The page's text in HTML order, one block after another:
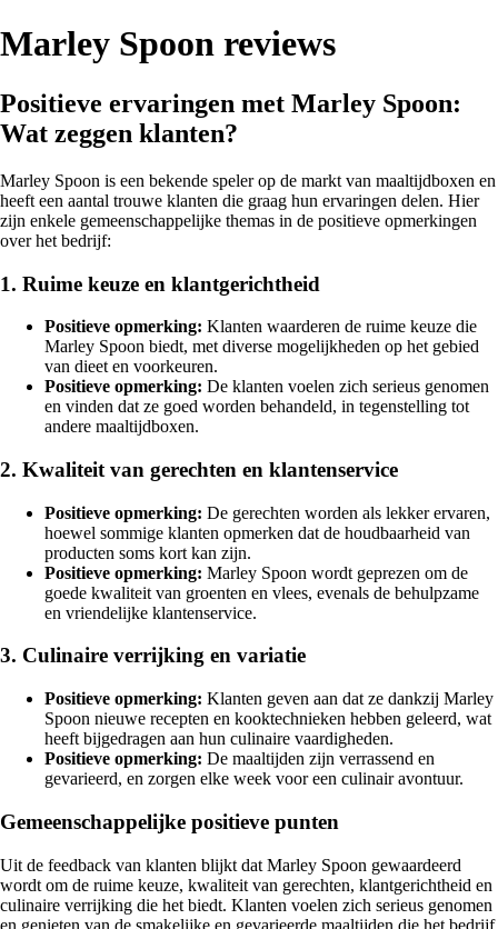
Marley Spoon reviews
Positieve ervaringen met Marley Spoon:
Wat zeggen klanten?
Marley Spoon is een bekende speler op de markt van maaltijdboxen en
heeft een aantal trouwe klanten die graag hun ervaringen delen. Hier
zijn enkele gemeenschappelijke themas in de positieve opmerkingen
over het bedrijf:
1. Ruime keuze en klantgerichtheid
Positieve opmerking: Klanten waarderen de ruime keuze die
Marley Spoon biedt, met diverse mogelijkheden op het gebied
van dieet en voorkeuren.
Positieve opmerking: De klanten voelen zich serieus genomen
en vinden dat ze goed worden behandeld, in tegenstelling tot
andere maaltijdboxen.
2. Kwaliteit van gerechten en klantenservice
Positieve opmerking: De gerechten worden als lekker ervaren,
hoewel sommige klanten opmerken dat de houdbaarheid van
producten soms kort kan zijn.
Positieve opmerking: Marley Spoon wordt geprezen om de
goede kwaliteit van groenten en vlees, evenals de behulpzame
en vriendelijke klantenservice.
3. Culinaire verrijking en variatie
Positieve opmerking: Klanten geven aan dat ze dankzij Marley
Spoon nieuwe recepten en kooktechnieken hebben geleerd, wat
heeft bijgedragen aan hun culinaire vaardigheden.
Positieve opmerking: De maaltijden zijn verrassend en
gevarieerd, en zorgen elke week voor een culinair avontuur.
Gemeenschappelijke positieve punten
Uit de feedback van klanten blijkt dat Marley Spoon gewaardeerd
wordt om de ruime keuze, kwaliteit van gerechten, klantgerichtheid en
culinaire verrijking die het biedt. Klanten voelen zich serieus genomen
en genieten van de smakelijke en gevarieerde maaltijden die het bedrijf